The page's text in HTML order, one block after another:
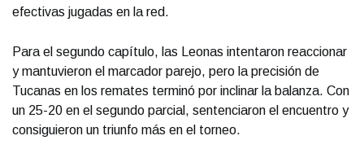
efectivas jugadas en la red.
Para el segundo capítulo, las Leonas intentaron reaccionar
y mantuvieron el marcador parejo, pero la precisión de
Tucanas en los remates terminó por inclinar la balanza. Con
un 25-20 en el segundo parcial, sentenciaron el encuentro y
consiguieron un triunfo más en el torneo.